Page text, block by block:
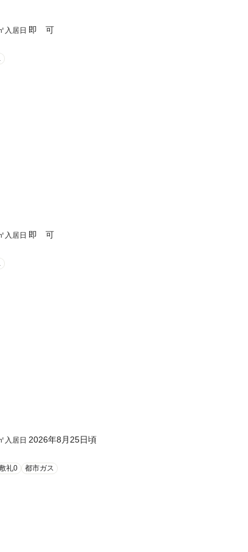
入居日 即 可
入居日 即 可
入居日 2026年8月25日頃
礼0 都市ガス